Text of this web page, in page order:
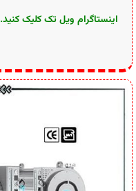
اینستاگرام ویل تک کلیک کنید.